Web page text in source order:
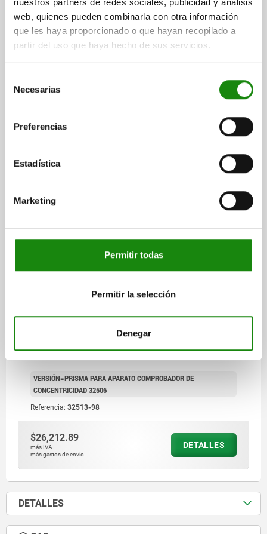
web, quienes pueden combinarla con otra información
que les haya proporcionado o que hayan recopilado a
partir del uso que haya hecho de sus servicios.
Necesarias
Preferencias
Estadística
Marketing
Permitir todas
Permitir la selección
Denegar
32501
$10,993.43
DETALLES
VERSIÓN=PRISMA PARA APARATO COMPROBADOR DE
CONCENTRICIDAD 32506
Referencia: 32513-98
$26,212.89
más IVA.
más gastos de envío
DETALLES
DETALLES